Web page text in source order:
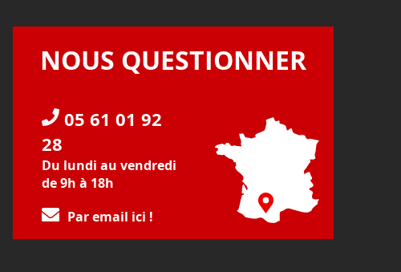
NOUS QUESTIONNER
05 61 01 92
28
Du lundi au vendredi
de 9h à 18h
Par email ici !